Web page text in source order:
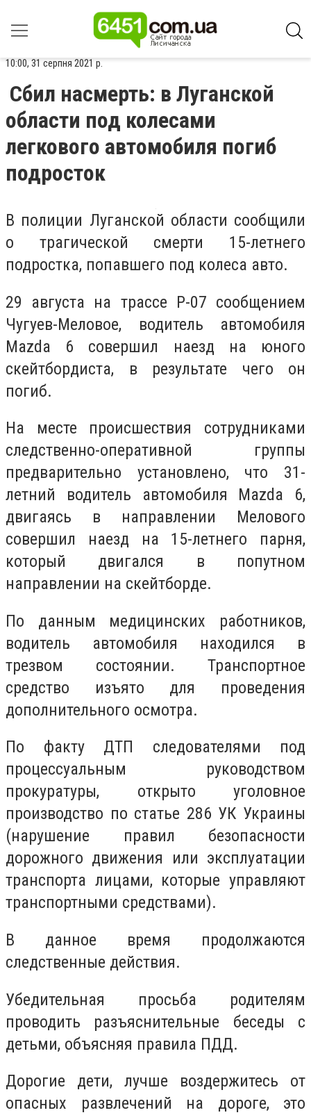
10:00, 31 серпня 2021 р.
Сбил насмерть: в Луганской
области под колесами
легкового автомобиля погиб
подросток
В полиции Луганской области сообщили
о трагической смерти 15-летнего
подростка, попавшего под колеса авто.
29 августа на трассе Р-07 сообщением
Чугуев-Меловое, водитель автомобиля
Mazda 6 совершил наезд на юного
скейтбордиста, в результате чего он
погиб.
На месте происшествия сотрудниками
следственно-оперативной группы
предварительно установлено, что 31-
летний водитель автомобиля Mazda 6,
двигаясь в направлении Мелового
совершил наезд на 15-летнего парня,
который двигался в попутном
направлении на скейтборде.
По данным медицинских работников,
водитель автомобиля находился в
трезвом состоянии. Транспортное
средство изъято для проведения
дополнительного осмотра.
По факту ДТП следователями под
процессуальным руководством
прокуратуры, открыто уголовное
производство по статье 286 УК Украины
(нарушение правил безопасности
дорожного движения или эксплуатации
транспорта лицами, которые управляют
транспортными средствами).
В данное время продолжаются
следственные действия.
Убедительная просьба родителям
проводить разъяснительные беседы с
детьми, объясняя правила ПДД.
Дорогие дети, лучше воздержитесь от
опасных развлечений на дороге, это